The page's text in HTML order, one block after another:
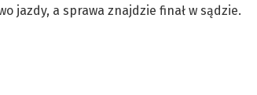
jazdy, a sprawa znajdzie finał w sądzie.